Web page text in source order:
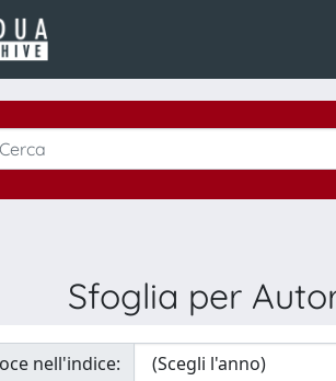
Sfoglia per
nell'indice: